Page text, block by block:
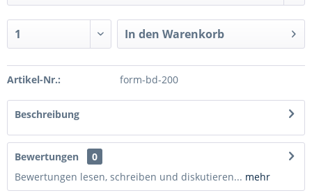
In den Warenkorb
Artikel-Nr.: form-bd-200
Beschreibung
Bewertungen
0
Bewertungen lesen, schreiben und diskutieren... mehr